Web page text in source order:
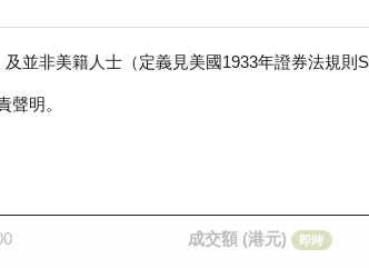
並非美籍人士（定義見美國1933年證券法規則
聲明。
0700 騰訊控股
成交額 (港元)
即時